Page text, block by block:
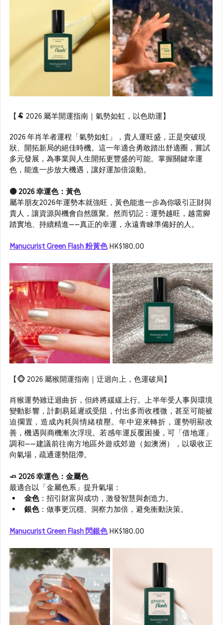
【🐏 2026 屬羊開運指南｜氣勢如虹，以色助運】
2026 年肖羊者運程「氣勢如虹」，貴人運旺盛，正是突破現
狀、開拓新局的絕佳時機。這一年適合勇敢踏出舒適圈，嘗試
多元發展，為事業與人生開拓更豐盛的可能。掌握關鍵幸運
色，能進一步放大機遇，讓好運加倍滾動。
🟡 2026 幸運色：黃色
屬羊朋友2026年運勢本就強旺，黃色能進一步為你吸引正財與
貴人，讓資源與機會自然匯聚。然而切記：運勢越旺，越需腳
踏實地、持續精進——真正的幸運，永遠青睞準備好的人。
Manucurist Green Flash 粉黃色HK$180.00
【🐵 2026 屬猴開運指南｜迂迴向上，色運破局】
肖猴運勢雖迂迴曲折，但終將緩緩上行。上半年受人事與環境
變動影響，計劃易延遲或受阻，付出多而收穫微，甚至可能被
迫擱置，造成內耗與情緒積壓。年中迎來轉折，運勢明顯改
善，機遇與商機漸次浮現。若感年運反覆困擾，可「借地運」
調和——建議前往南方地區外遊或郊遊（如澳洲），以吸收正
向氣場，疏通運勢阻滯。
🧈 2026 幸運色： 金屬色
最適合以「金屬色系」提升氣場：
金色 ：招引財富與成功，激發智慧與創造力。
銀色 ：做事更沉穩、洞察力加倍，避免衝動決策。
Manucurist Green Flash 閃銀色HK$180.00